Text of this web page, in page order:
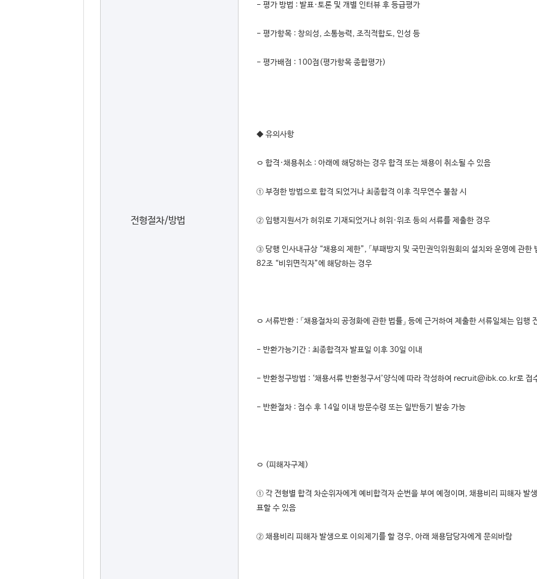
전형절차/방법
- 평가 방법 : 발표·토론 및 개별 인터뷰 후 등급평가
- 평가항목 : 창의성, 소통능력, 조직적합도, 인성 등
- 평가배점 : 100점(평가항목 종합평가)
◆ 유의사항
ㅇ 합격·채용취소 : 아래에 해당하는 경우 합격 또는 채용이 취소될 수 있음
① 부정한 방법으로 합격 되었거나 최종합격 이후 직무연수 불참 시
② 입행지원서가 허위로 기재되었거나 허위·위조 등의 서류를 제출한 경우
③ 당행 인사내규상 “채용의 제한”, 「부패방지 및 국민권익위원회의 설치와 운영에 관한
82조 “비위면직자”에 해당하는 경우
ㅇ 서류반환 : 「채용절차의 공정화에 관한 법률」 등에 근거하여 제출한 서류일체는 입행
- 반환가능기간 : 최종합격자 발표일 이후 30일 이내
- 반환청구방법 : ‘채용서류 반환청구서’양식에 따라 작성하여 recruit@ibk.co.kr로 접
- 반환절차 : 접수 후 14일 이내 방문수령 또는 일반등기 발송 가능
ㅇ (피해자구제)
① 각 전형별 합격 차순위자에게 예비합격자 순번을 부여 예정이며, 채용비리 피해자 발
표할 수 있음
② 채용비리 피해자 발생으로 이의제기를 할 경우, 아래 채용담당자에게 문의바람